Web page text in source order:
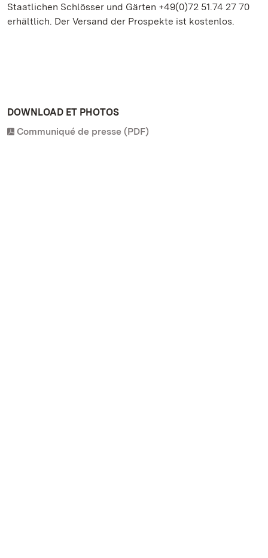
Staatlichen Schlösser und Gärten +49(0)72 51.74 27 70
erhältlich. Der Versand der Prospekte ist kostenlos.
DOWNLOAD ET PHOTOS
Communiqué de presse (PDF)